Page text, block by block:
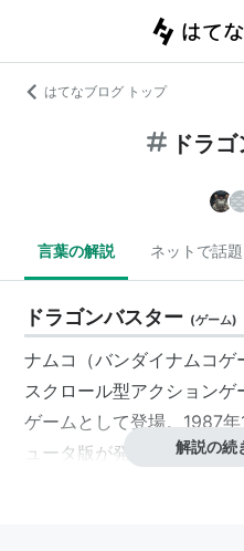
はてなブログ トップ
ドラ
言葉の解説 ネットで話題
ドラゴンバスター (ゲーム)
ナムコ（バンダイナムコ
スクロール型アクション
ゲームとして登場。1987
ュータ版が発売された。
解説の続